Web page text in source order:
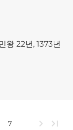
왕 22년, 1373년
7 chevron_right last_page